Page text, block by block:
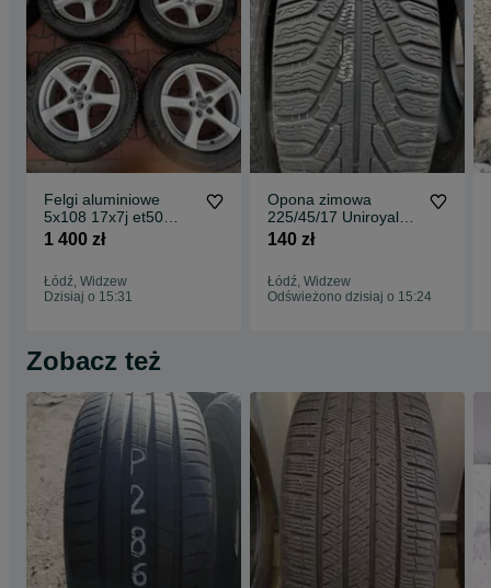
Felgi aluminiowe
5x108 17x7j et50
Ford Volvo Peugeot
1 400 zł
Łódź, Widzew
Dzisiaj o 15:31
Opona zimowa
225/45/17 Uniroyal
MS Plus 77 1szt
140 zł
Łódź, Widzew
Odświeżono dzisiaj o 15:24
Zobacz też